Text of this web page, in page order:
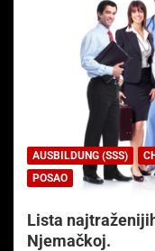
AUSBILDUNG (SSS)
POSAO
Lista
Njemačkoj.